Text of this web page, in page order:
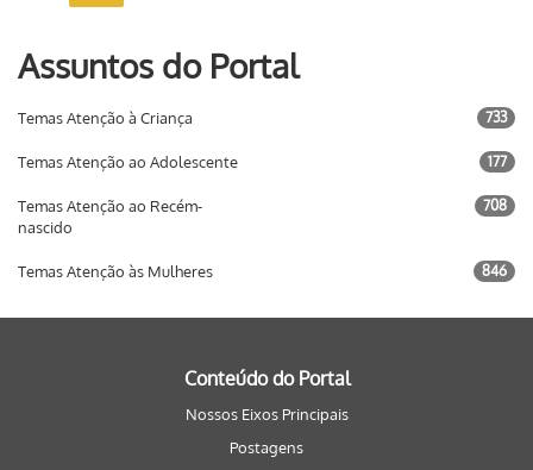
Assuntos do Portal
Temas Atenção à Criança 733
Temas Atenção ao Adolescente 177
Temas Atenção ao Recém-
nascido
708
Temas Atenção às Mulheres 846
Conteúdo do Portal
Nossos Eixos Principais
Postagens